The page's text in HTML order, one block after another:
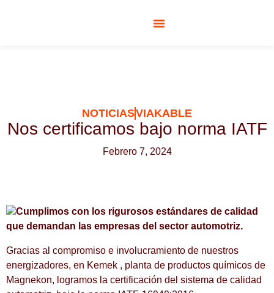
NOTICIASVIAKABLE
Nos certificamos bajo norma IATF
Febrero 7, 2024
Cumplimos con los rigurosos estándares de calidad
que demandan las empresas del sector automotriz.
Gracias al compromiso e involucramiento de nuestros
energizadores, en Kemek , planta de productos químicos de
Magnekon, logramos la certificación del sistema de calidad